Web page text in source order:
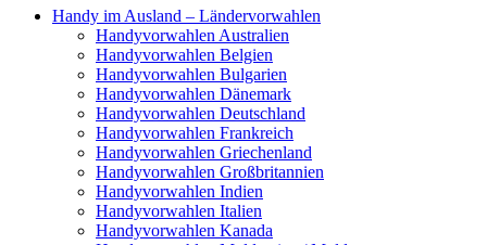
Handy im Ausland – Ländervorwahlen
Handyvorwahlen Australien
Handyvorwahlen Belgien
Handyvorwahlen Bulgarien
Handyvorwahlen Dänemark
Handyvorwahlen Deutschland
Handyvorwahlen Frankreich
Handyvorwahlen Griechenland
Handyvorwahlen Großbritannien
Handyvorwahlen Indien
Handyvorwahlen Italien
Handyvorwahlen Kanada